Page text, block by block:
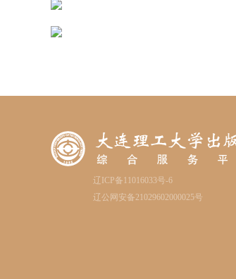
辽ICP备11016033号-6
辽公网安备21029602000025号